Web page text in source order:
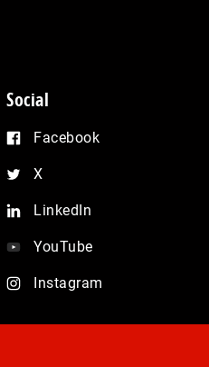
Social
Facebook
X
LinkedIn
YouTube
Instagram